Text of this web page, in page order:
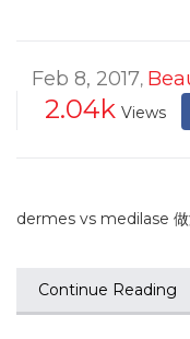
Feb 8, 2017,
2.04k Views
dermes vs medilase 做
Continue Reading